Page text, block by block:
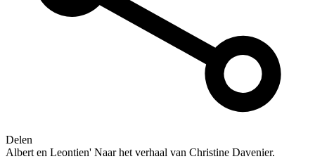
Delen
Albert en Leontien' Naar het verhaal van Christine Davenier.